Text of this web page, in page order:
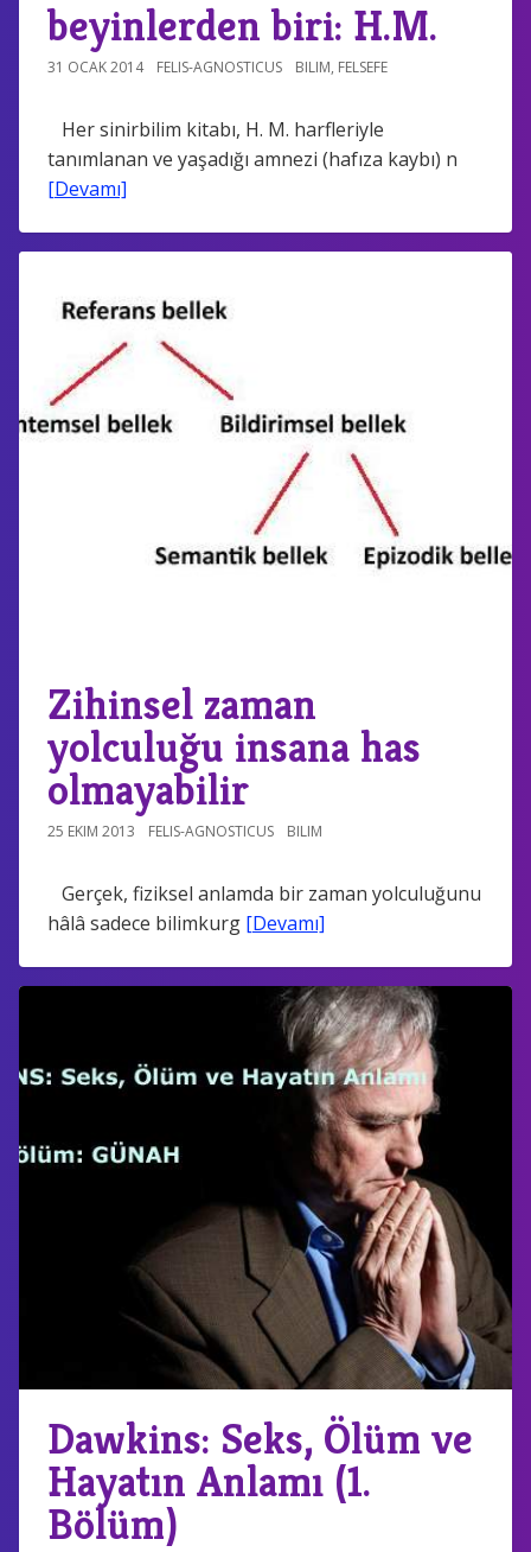
beyinlerden biri: H.M.
31 OCAK 2014 FELIS-AGNOSTICUS BILIM, FELSEFE
Her sinirbilim kitabı, H. M. harfleriyle
tanımlanan ve yaşadığı amnezi (hafıza kaybı) n
[Devamı]
Zihinsel zaman
yolculuğu insana has
olmayabilir
25 EKIM 2013 FELIS-AGNOSTICUS BILIM
Gerçek, fiziksel anlamda bir zaman yolculuğunu
hâlâ sadece bilimkurg [Devamı]
Dawkins: Seks, Ölüm ve
Hayatın Anlamı (1.
Bölüm)